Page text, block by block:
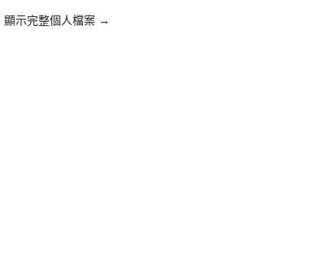
顯示完整個人檔案 →